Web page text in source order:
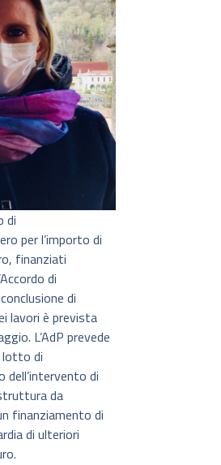
di
per l’importo di
finanziati
di
di
lavori è prevista
L’AdP prevede
lotto di
dell’intervento di
da
finanziamento di
di ulteriori